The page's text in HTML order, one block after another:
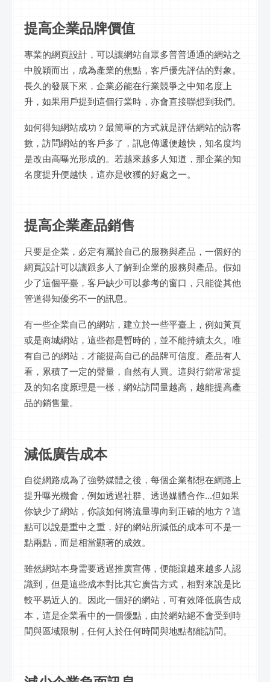
提高企業品牌價值
專業的網頁設計，可以讓網站自眾多普普通通的網站之
中脫穎而出，成為產業的焦點，客戶優先評估的對象。
長久的發展下來，企業必能在行業競爭之中知名度上
升，如果用戶提到這個行業時，亦會直接聯想到我們。
如何得知網站成功？最簡單的方式就是評估網站的訪客
數，訪問網站的客戶多了，訊息傳遞便越快，知名度均
是改由高曝光形成的。若越來越多人知道，那企業的知
名度提升便越快，這亦是收獲的好處之一。
提高企業產品銷售
只要是企業，必定有屬於自己的服務與產品，一個好的
網頁設計可以讓跟多人了解到企業的服務與產品。假如
少了這個平臺，客戶缺少可以參考的窗口，只能從其他
管道得知優劣不一的訊息。
有一些企業自己的網站，建立於一些平臺上，例如黃頁
或是商城網站，這些都是暫時的，並不能持續太久。唯
有自己的網站，才能提高自己的品牌可信度。產品有人
看，累積了一定的聲量，自然有人買。這與行銷常常提
及的知名度原理是一樣，網站訪問量越高，越能提高產
品的銷售量。
減低廣告成本
自從網路成為了強勢媒體之後，每個企業都想在網路上
提升曝光機會，例如透過社群、透過媒體合作...但如果
你缺少了網站，你該如何將流量導向到正確的地方？這
點可以說是重中之重，好的網站所減低的成本可不是一
點兩點，而是相當顯著的成效。
雖然網站本身需要透過推廣宣傳，便能讓越來越多人認
識到，但是這些成本對比其它廣告方式，相對來說是比
較平易近人的。因此一個好的網站，可有效降低廣告成
本，這是企業看中的一個優點，由於網站絕不會受到時
間與區域限制，任何人於任何時間與地點都能訪問。